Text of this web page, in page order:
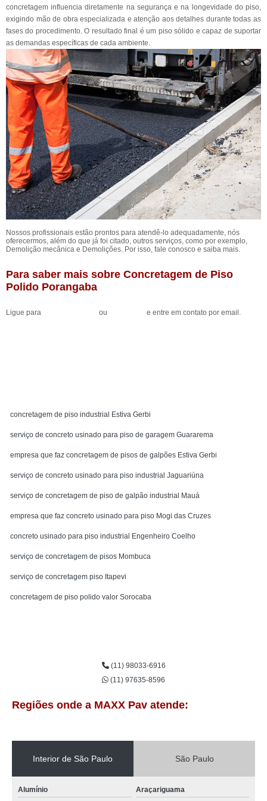
concretagem influencia diretamente na segurança e na longevidade do piso,
exigindo mão de obra especializada e atenção aos detalhes durante todas as
fases do procedimento. O resultado final é um piso sólido e capaz de suportar
as demandas específicas de cada ambiente.
Nossos profissionais estão prontos para atendê-lo adequadamente, nós
oferecermos, além do que já foi citado, outros serviços, como por exemplo,
Demolição mecânica e Demolições. Por isso, fale conosco e saiba mais.
Para saber mais sobre Concretagem de Piso
Polido Porangaba
Ligue para ou e entre em contato por email.
concretagem de piso industrial Estiva Gerbi
serviço de concreto usinado para piso de garagem Guararema
empresa que faz concretagem de pisos de galpões Estiva Gerbi
serviço de concreto usinado para piso industrial Jaguariúna
serviço de concretagem de piso de galpão industrial Mauá
empresa que faz concreto usinado para piso Mogi das Cruzes
concreto usinado para piso industrial Engenheiro Coelho
serviço de concretagem de pisos Mombuca
serviço de concretagem piso Itapevi
concretagem de piso polido valor Sorocaba
(11) 98033-6916
(11) 97635-8596
Regiões onde a MAXX Pav atende:
Interior de São Paulo São Paulo
Alumínio Araçariguama